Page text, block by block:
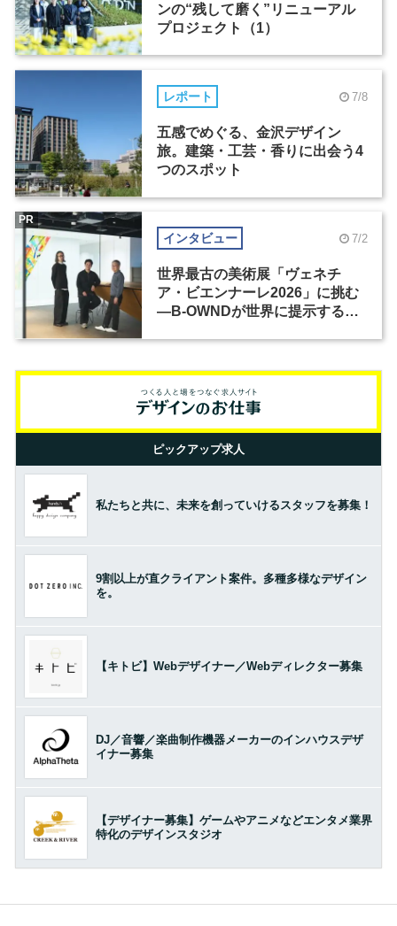
ンの“残して磨く”リニューアル
プロジェクト（1）
レポート 7/8
五感でめぐる、金沢デザイン
旅。建築・工芸・香りに出会う4
つのスポット
インタビュー 7/2
世界最古の美術展「ヴェネチ
ア・ビエンナーレ2026」に挑む
―B-OWNDが世界に提示する美
PR
ピックアップ求人
私たちと共に、未来を創っていけるスタッフを募集！
9割以上が直クライアント案件。多種多様なデザイン
を。
【キトビ】Webデザイナー／Webディレクター募集
DJ／音響／楽曲制作機器メーカーのインハウスデザ
イナー募集
【デザイナー募集】ゲームやアニメなどエンタメ業界
特化のデザインスタジオ